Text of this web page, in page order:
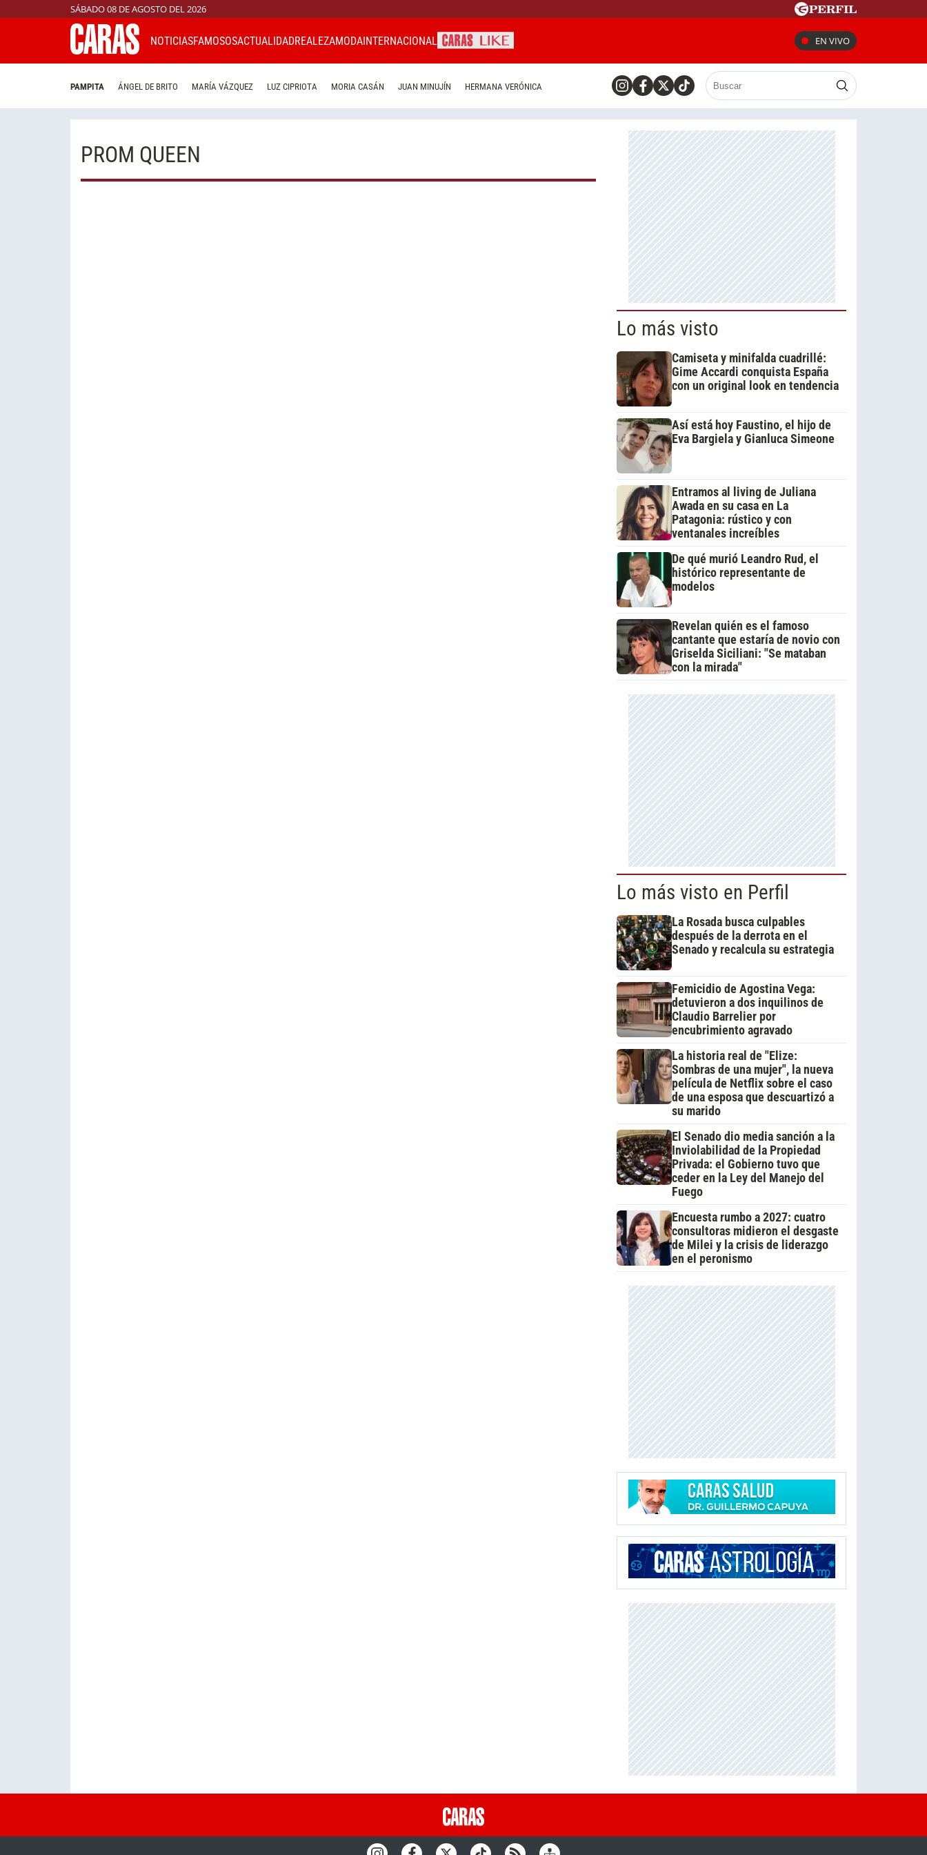
SÁBADO 08 DE AGOSTO DEL 2026
NOTICIASFAMOSOSACTUALIDADREALEZAMODAINTERNACIONAL EN VIVO
PAMPITA ÁNGEL DE BRITO MARÍA VÁZQUEZ LUZ CIPRIOTA MORIA CASÁN JUAN MINUJÍN HERMANA VERÓNICA
PROM QUEEN
Lo más visto
Camiseta y minifalda cuadrillé:
Gime Accardi conquista España
con un original look en tendencia
Así está hoy Faustino, el hijo de
Eva Bargiela y Gianluca Simeone
Entramos al living de Juliana
Awada en su casa en La
Patagonia: rústico y con
ventanales increíbles
De qué murió Leandro Rud, el
histórico representante de
modelos
Revelan quién es el famoso
cantante que estaría de novio con
Griselda Siciliani: "Se mataban
con la mirada"
Lo más visto en Perfil
La Rosada busca culpables
después de la derrota en el
Senado y recalcula su estrategia
Femicidio de Agostina Vega:
detuvieron a dos inquilinos de
Claudio Barrelier por
encubrimiento agravado
La historia real de "Elize:
Sombras de una mujer", la nueva
película de Netflix sobre el caso
de una esposa que descuartizó a
su marido
El Senado dio media sanción a la
Inviolabilidad de la Propiedad
Privada: el Gobierno tuvo que
ceder en la Ley del Manejo del
Fuego
Encuesta rumbo a 2027: cuatro
consultoras midieron el desgaste
de Milei y la crisis de liderazgo
en el peronismo